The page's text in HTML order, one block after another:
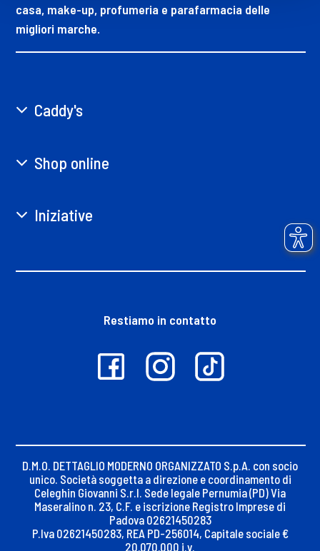
casa, make-up, profumeria e parafarmacia delle
migliori marche.
Caddy's
Shop online
Iniziative
Restiamo in contatto
D.M.O. DETTAGLIO MODERNO ORGANIZZATO S.p.A. con socio
unico. Società soggetta a direzione e coordinamento di
Celeghin Giovanni S.r.l. Sede legale Pernumia (PD) Via
Maseralino n. 23, C.F. e iscrizione Registro Imprese di
Padova 02621450283
P.Iva 02621450283, REA PD-256014, Capitale sociale €
20.070.000 i.v.